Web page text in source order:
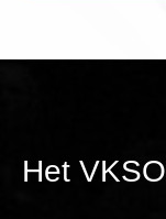
Het VKSO